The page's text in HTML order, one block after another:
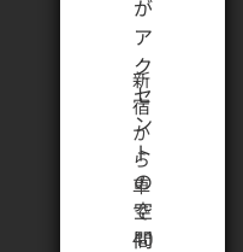
新
宿
か
ら
車
で
40